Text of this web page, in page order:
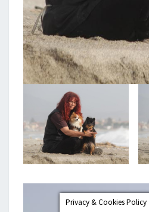
Privacy & Cookies Policy